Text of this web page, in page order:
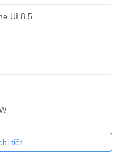
S26 256GB
xác và chuyển động
Galaxy S26 256GB hiệu
hàng ngày và chơi game
UI 8.5
tiết